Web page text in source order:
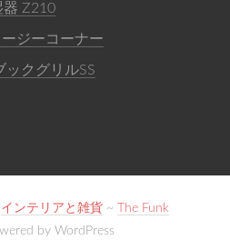
器 Z210
ジーコーナー
ックグリルSS
インテリアと雑貨~
The Funk
by WordPress